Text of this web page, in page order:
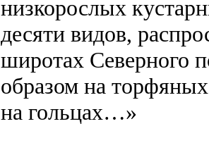
низкорослых
десяти видов,
широтах Северного
образом на
на гольцах…»